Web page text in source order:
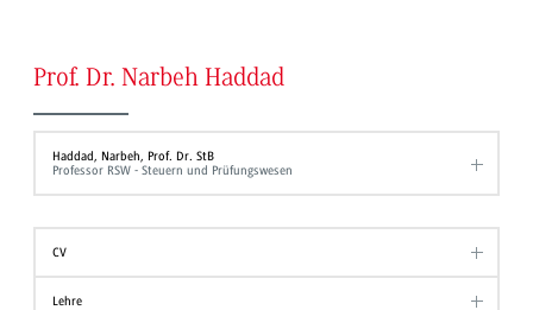
Prof. Dr. Narbeh Haddad
Haddad, Narbeh, Prof. Dr. StB
Professor RSW - Steuern und Prüfungswesen
CV
Lehre